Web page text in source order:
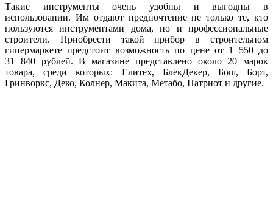
Такие инструменты очень удобны и выгодны в
использовании. Им отдают предпочтение не только те, кто
пользуются инструментами дома, но и профессиональные
строители. Приобрести такой прибор в строительном
гипермаркете предстоит возможность по цене от 1 550 до
31 840 рублей. В магазине представлено около 20 марок
товара, среди которых: Елитех, БлекДекер, Бош, Борт,
Гринворкс, Деко, Колнер, Макита, Метабо, Патриот и другие.